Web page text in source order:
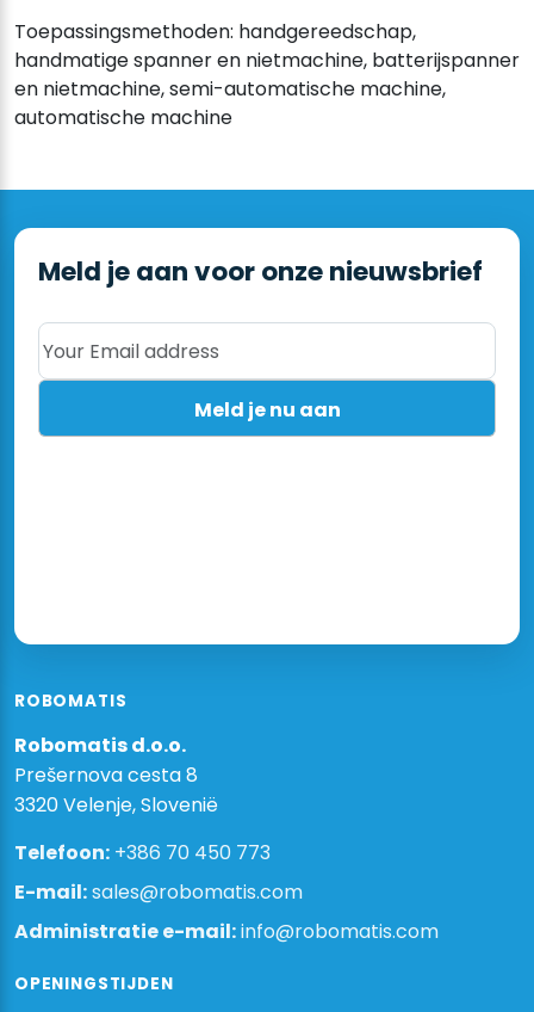
Toepassingsmethoden: handgereedschap,
handmatige spanner en nietmachine, batterijspanner
en nietmachine, semi-automatische machine,
automatische machine
Meld je aan voor onze nieuwsbrief
Your Email address
ROBOMATIS
Robomatis d.o.o.
Prešernova cesta 8
3320 Velenje, Slovenië
Telefoon: +386 70 450 773
E-mail:sales@robomatis.com
Administratie e-mail:info@robomatis.com
OPENINGSTIJDEN